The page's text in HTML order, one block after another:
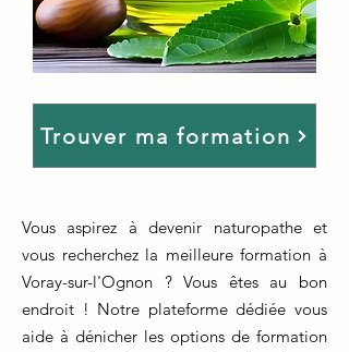
Trouver ma formation
Vous aspirez à devenir naturopathe et
vous recherchez la meilleure formation à
Voray-sur-l'Ognon ? Vous êtes au bon
endroit ! Notre plateforme dédiée vous
aide à dénicher les options de formation